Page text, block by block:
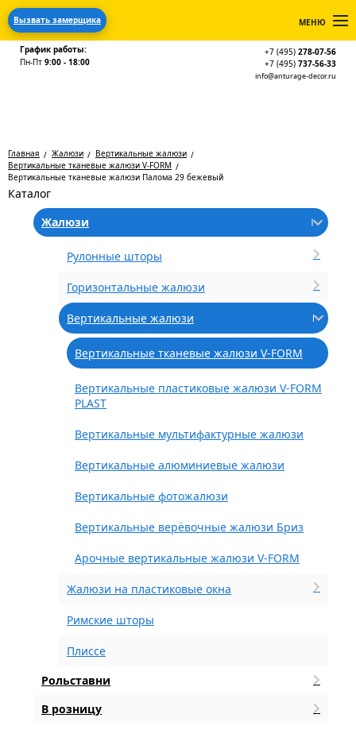
Вызвать замерщика МЕНЮ
График работы:
Пн-Пт 9:00 - 18:00
+7 (495) 278-07-56
+7 (495) 737-56-33
info@anturage-decor.ru
Главная Жалюзи
Вертикальные жалюзи
Вертикальные тканевые жалюзи V-FORM
Вертикальные тканевые жалюзи Палома 29 бежевый
Каталог
Жалюзи
Рулонные шторы
Горизонтальные жалюзи
Вертикальные жалюзи
Вертикальные тканевые жалюзи V-FORM
Вертикальные пластиковые жалюзи V-FORM
PLAST
Вертикальные мультифактурные жалюзи
Вертикальные алюминиевые жалюзи
Вертикальные фотожалюзи
Вертикальные верёвочные жалюзи Бриз
Арочные вертикальные жалюзи V-FORM
Жалюзи на пластиковые окна
Римские шторы
Плиссе
Рольставни
В розницу